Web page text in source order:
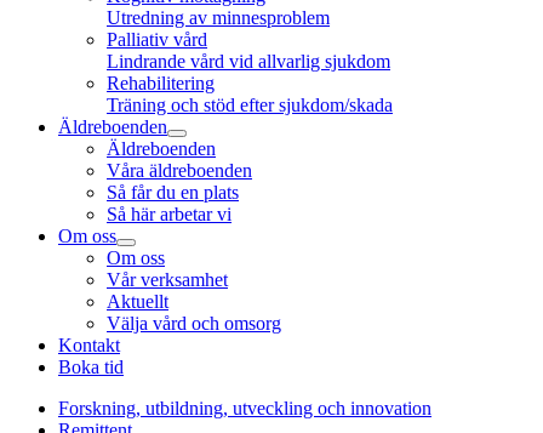
Utredning av minnesproblem
Palliativ vård
Lindrande vård vid allvarlig sjukdom
Rehabilitering
Träning och stöd efter sjukdom/skada
Äldreboenden
Äldreboenden
Våra äldreboenden
Så får du en plats
Så här arbetar vi
Om oss
Om oss
Vår verksamhet
Aktuellt
Välja vård och omsorg
Kontakt
Boka tid
Forskning, utbildning, utveckling och innovation